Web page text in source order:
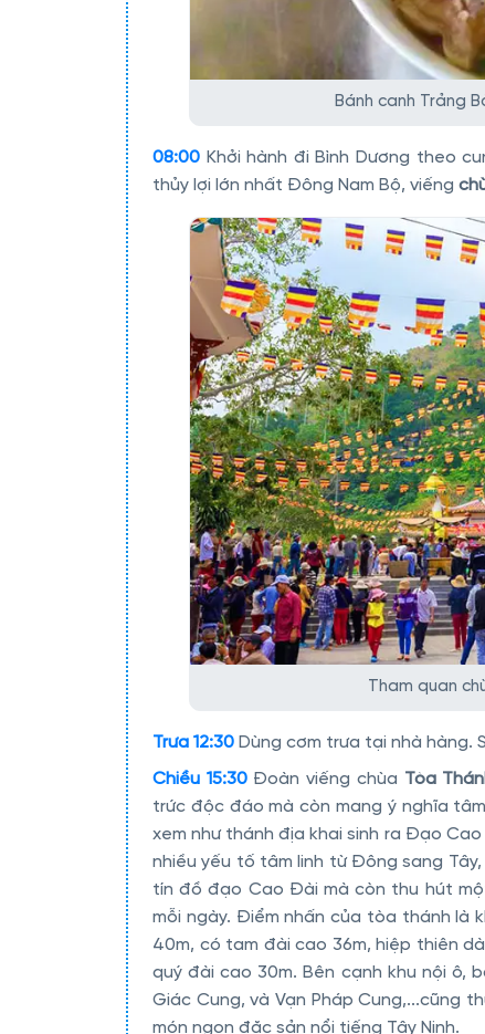
Bánh canh Trảng
08:00 Khởi hành đi Bình Dương theo
thủy lợi lớn nhất Đông Nam Bộ, viếng
Tham quan
Trưa 12:30 Dùng cơm trưa tại nhà hàng.
Chiều 15:30Đoàn viếng chùa Tòa
trức độc đáo mà còn mang ý nghĩa
xem như thánh địa khai sinh ra Đạo
nhiều yếu tố tâm linh từ Đông sang
tín đồ đạo Cao Đài mà còn thu hút
mỗi ngày. Điểm nhấn của tòa thánh là
40m, có tam đài cao 36m, hiệp thiên
quý đài cao 30m. Bên cạnh khu nội ô,
Giác Cung, và Vạn Pháp Cung,...cũng
món ngon đặc sản nổi tiếng Tây Ninh.